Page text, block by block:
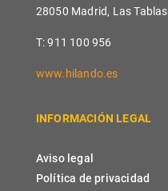
28050 Madrid, Las Tablas
T: 911 100 956
www.hilando.es
INFORMACIÓN LEGAL
Aviso legal
Política de privacidad